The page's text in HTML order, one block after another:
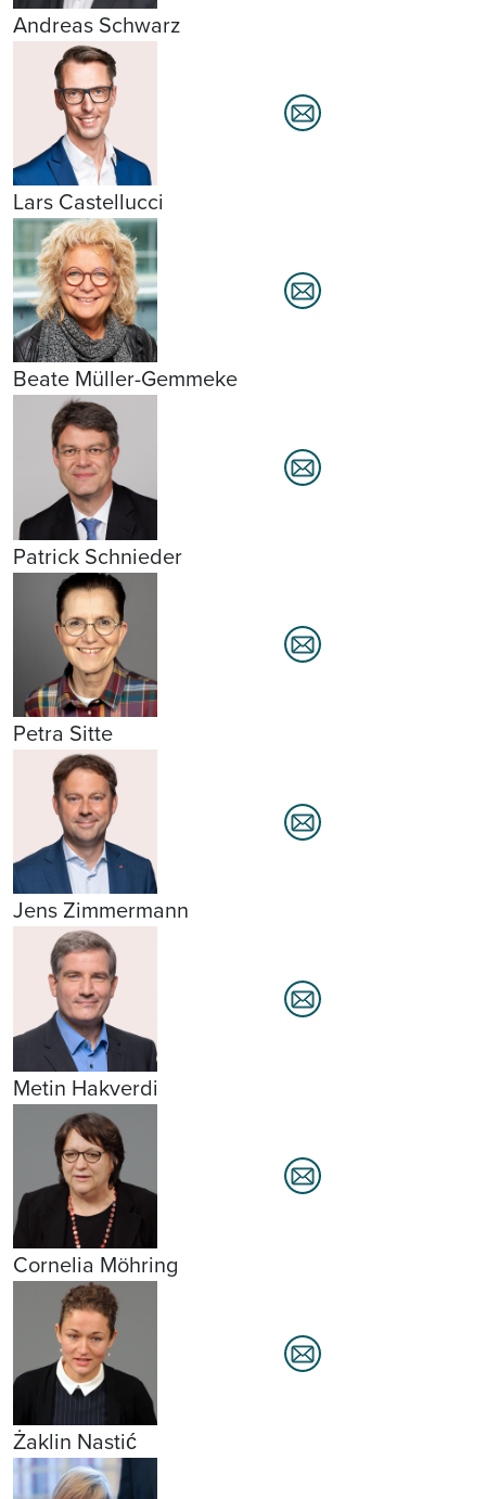
Andreas Schwarz
Lars Castellucci
Beate Müller-Gemmeke
Patrick Schnieder
Petra Sitte
Jens Zimmermann
Metin Hakverdi
Cornelia Möhring
Żaklin Nastić